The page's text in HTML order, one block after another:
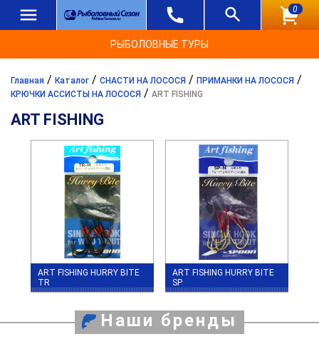
0
РЫБОЛОВНЫЕ ТУРЫ
Главная / Каталог / СНАСТИ НА ЛОСОСЯ / ПРИМАНКИ НА ЛОСОСЯ /
КРЮЧКИ АССИСТЫ НА ЛОСОСЯ / ART FISHING
ART FISHING
ART FISHING HURRY BITE
TR
ART FISHING HURRY BITE
SP
Наши бренды